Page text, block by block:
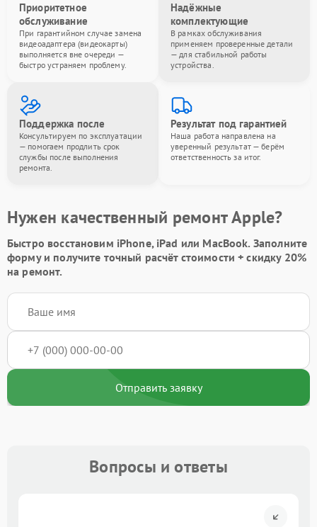
Приоритетное
обслуживание
При гарантийном случае замена
видеоадаптера (видеокарты)
выполняется вне очереди —
быстро устраняем проблему.
Надёжные
комплектующие
В рамках обслуживания
применяем проверенные детали
— для стабильной работы
устройства.
Поддержка после
Консультируем по эксплуатации
— помогаем продлить срок
службы после выполнения
ремонта.
Результат под гарантией
Наша работа направлена на
уверенный результат — берём
ответственность за итог.
Нужен качественный ремонт Apple?
Быстро восстановим iPhone, iPad или MacBook. Заполните
формуи получите точный расчёт стоимости +скидку 20%
на ремонт.
Отправить заявку
Вопросы и ответы